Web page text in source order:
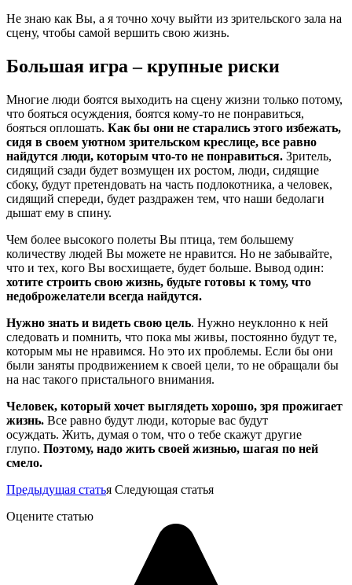
Не знаю как Вы, а я точно хочу выйти из зрительского зала на
сцену, чтобы самой вершить свою жизнь.
Большая игра – крупные риски
Многие люди боятся выходить на сцену жизни только потому,
что бояться осуждения, боятся кому-то не понравиться,
бояться оплошать. Как бы они не старались этого избежать,
сидя в своем уютном зрительском креслице, все равно
найдутся люди, которым что-то не понравиться. Зритель,
сидящий сзади будет возмущен их ростом, люди, сидящие
сбоку, будут претендовать на часть подлокотника, а человек,
сидящий спереди, будет раздражен тем, что наши бедолаги
дышат ему в спину.
Чем более высокого полеты Вы птица, тем большему
количеству людей Вы можете не нравится. Но не забывайте,
что и тех, кого Вы восхищаете, будет больше. Вывод один:
хотите строить свою жизнь, будьте готовы к тому, что
недоброжелатели всегда найдутся.
Нужно знать и видеть свою цель. Нужно неуклонно к ней
следовать и помнить, что пока мы живы, постоянно будут те,
которым мы не нравимся. Но это их проблемы. Если бы они
были заняты продвижением к своей цели, то не обращали бы
на нас такого пристального внимания.
Человек, который хочет выглядеть хорошо, зря прожигает
жизнь. Все равно будут люди, которые вас будут
осуждать. Жить, думая о том, что о тебе скажут другие
глупо. Поэтому, надо жить своей жизнью, шагая по ней
смело.
Предыдущая статья Следующая статья
Оцените статью